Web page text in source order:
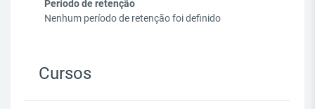
Período de retenção
Nenhum período de retenção foi definido
Cursos